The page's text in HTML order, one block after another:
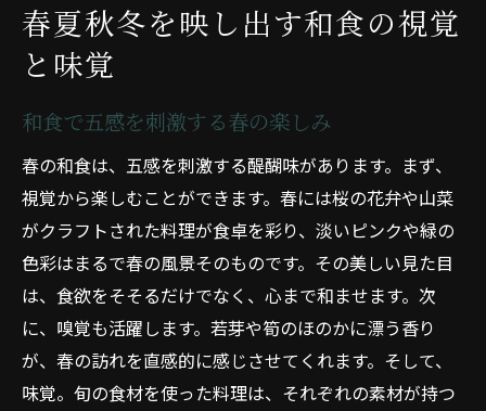
春夏秋冬を映し出す和食の視覚
と味覚
和食で五感を刺激する春の楽しみ
春の和食は、五感を刺激する醍醐味があります。まず、
視覚から楽しむことができます。春には桜の花弁や山菜
がクラフトされた料理が食卓を彩り、淡いピンクや緑の
色彩はまるで春の風景そのものです。その美しい見た目
は、食欲をそそるだけでなく、心まで和ませます。次
に、嗅覚も活躍します。若芽や筍のほのかに漂う香り
が、春の訪れを直感的に感じさせてくれます。そして、
味覚。旬の食材を使った料理は、それぞれの素材が持つ